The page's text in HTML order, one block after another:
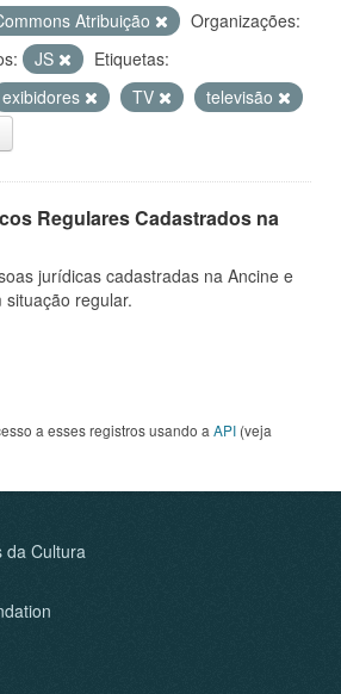
Atribuição
Organizações:
JS
Etiquetas:
exibidores TV
televisão
Regulares Cadastrados na
jurídicas cadastradas na Ancine e
regular.
a esses registros usando a API (veja
da Cultura